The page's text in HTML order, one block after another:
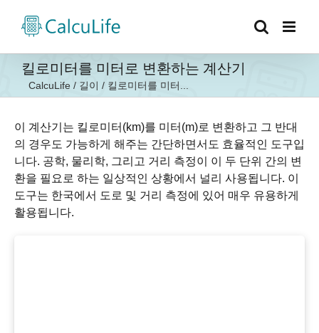
킬로미터를 미터로 변환하는 계산기
CalcuLife / 길이 / 킬로미터를 미터...
이 계산기는 킬로미터(km)를 미터(m)로 변환하고 그 반대
의 경우도 가능하게 해주는 간단하면서도 효율적인 도구입
니다. 공학, 물리학, 그리고 거리 측정이 이 두 단위 간의 변
환을 필요로 하는 일상적인 상황에서 널리 사용됩니다. 이
도구는 한국에서 도로 및 거리 측정에 있어 매우 유용하게
활용됩니다.